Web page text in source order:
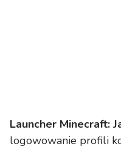
Launcher Minecraft:
logowowanie profili